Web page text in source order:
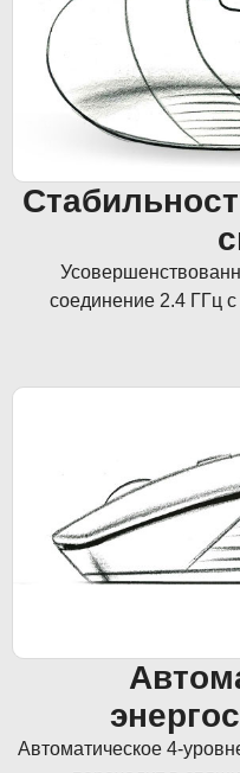
соединение 2.4 ГГц
Автоматическое 4-